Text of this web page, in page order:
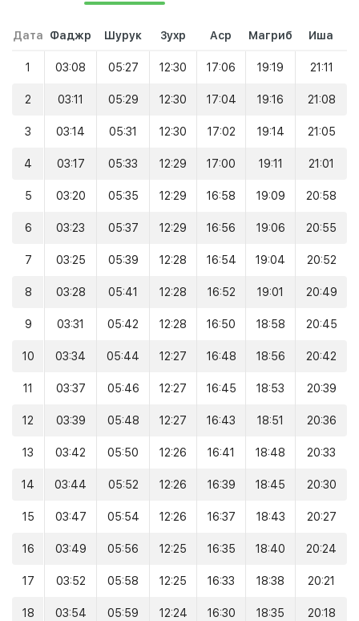
Дата Фаджр Шурук Зухр Аср Магриб Иша
1 03:08 05:27 12:30 17:06 19:19 21:11
2 03:11 05:29 12:30 17:04 19:16 21:08
3 03:14 05:31 12:30 17:02 19:14 21:05
4 03:17 05:33 12:29 17:00 19:11 21:01
5 03:20 05:35 12:29 16:58 19:09 20:58
6 03:23 05:37 12:29 16:56 19:06 20:55
7 03:25 05:39 12:28 16:54 19:04 20:52
8 03:28 05:41 12:28 16:52 19:01 20:49
9 03:31 05:42 12:28 16:50 18:58 20:45
10 03:34 05:44 12:27 16:48 18:56 20:42
11 03:37 05:46 12:27 16:45 18:53 20:39
12 03:39 05:48 12:27 16:43 18:51 20:36
13 03:42 05:50 12:26 16:41 18:48 20:33
14 03:44 05:52 12:26 16:39 18:45 20:30
15 03:47 05:54 12:26 16:37 18:43 20:27
16 03:49 05:56 12:25 16:35 18:40 20:24
17 03:52 05:58 12:25 16:33 18:38 20:21
18 03:54 05:59 12:24 16:30 18:35 20:18